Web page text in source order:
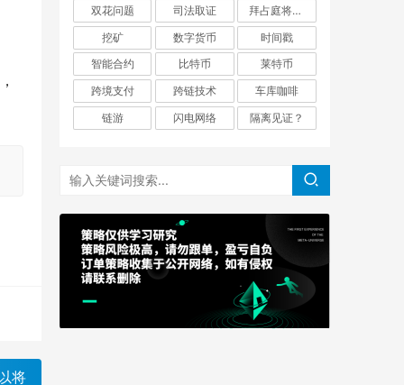
将
双花问题
司法取证
拜占庭将军问题
挖矿
数字货币
时间戳
智能合约
比特币
莱特币
跨境支付
跨链技术
车库咖啡
链游
闪电网络 隔离见证？